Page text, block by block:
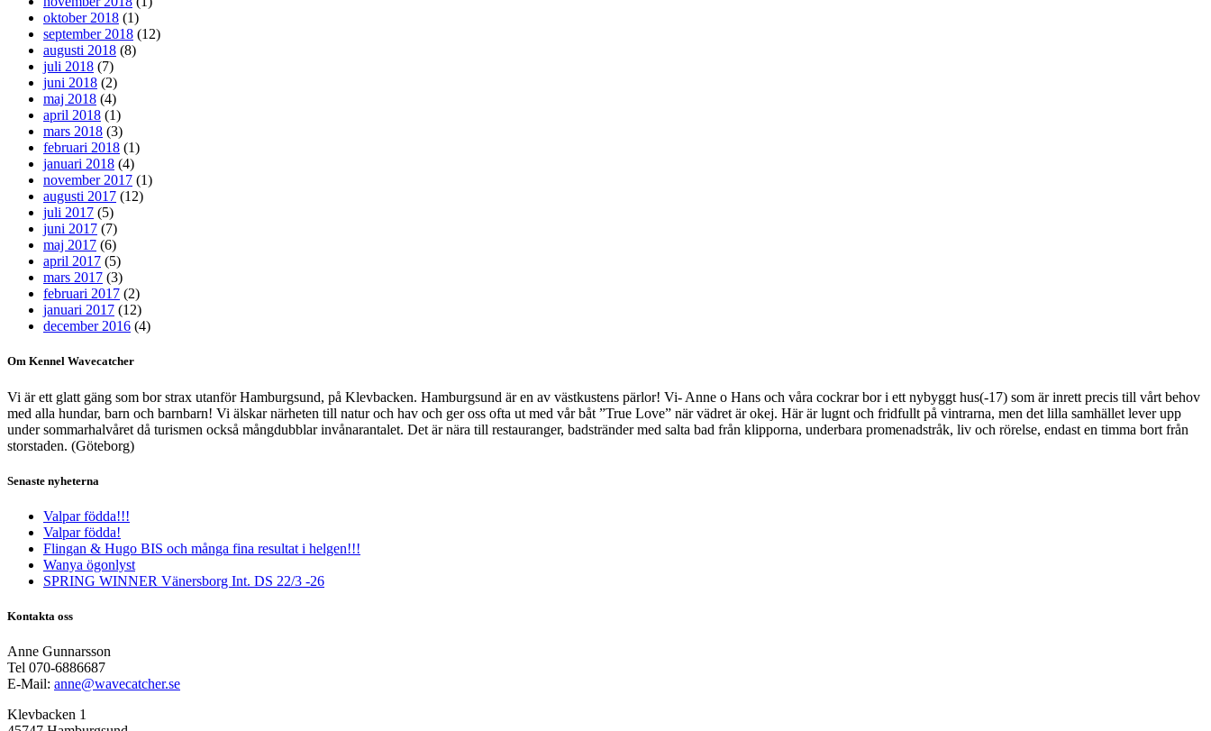
oktober 2018 (1)
september 2018 (12)
augusti 2018 (8)
juli 2018 (7)
juni 2018 (2)
maj 2018 (4)
april 2018 (1)
mars 2018 (3)
februari 2018 (1)
januari 2018 (4)
november 2017 (1)
augusti 2017 (12)
juli 2017 (5)
juni 2017 (7)
maj 2017 (6)
april 2017 (5)
mars 2017 (3)
februari 2017 (2)
januari 2017 (12)
december 2016 (4)
Om Kennel Wavecatcher
Vi är ett glatt gäng som bor strax utanför Hamburgsund, på Klevbacken. Hamburgsund är en av västkustens pärlor! Vi- Anne o Hans och våra cockrar bor i ett nybyggt hus(-17) som är inrett precis till vårt behov
med alla hundar, barn och barnbarn! Vi älskar närheten till natur och hav och ger oss ofta ut med vår båt ”True Love” när vädret är okej. Här är lugnt och fridfullt på vintrarna, men det lilla samhället lever upp
under sommarhalvåret då turismen också mångdubblar invånarantalet. Det är nära till restauranger, badstränder med salta bad från klipporna, underbara promenadstråk, liv och rörelse, endast en timma bort från
storstaden. (Göteborg)
Senaste nyheterna
Valpar födda!!!
Valpar födda!
Flingan & Hugo BIS och många fina resultat i helgen!!!
Wanya ögonlyst
SPRING WINNER Vänersborg Int. DS 22/3 -26
Kontakta oss
Anne Gunnarsson
Tel 070-6886687
E-Mail: anne@wavecatcher.se
Klevbacken 1